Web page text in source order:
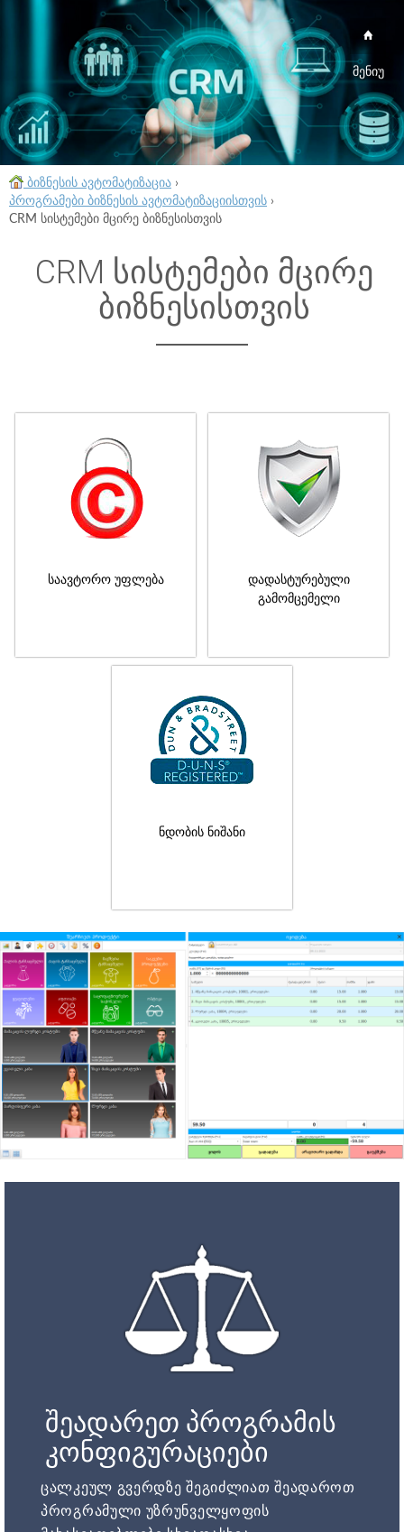
მენიუ
ბიზნესის ავტომატიზაცია ›
პროგრამები ბიზნესის ავტომატიზაციისთვის ›
CRM სისტემები მცირე ბიზნესისთვის
CRM სისტემები მცირე
ბიზნესისთვის
საავტორო უფლება
დადასტურებული
გამომცემელი
ნდობის ნიშანი
შეადარეთ პროგრამის
კონფიგურაციები
ცალკეულ გვერდზე შეგიძლიათ შეადაროთ
პროგრამული უზრუნველყოფის